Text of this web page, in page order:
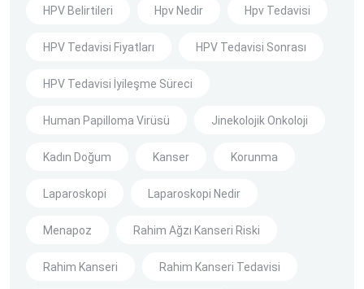
HPV Belirtileri Hpv Nedir Hpv Tedavisi
HPV Tedavisi Fiyatları HPV Tedavisi Sonrası
HPV Tedavisi İyileşme Süreci
Human Papilloma Virüsü Jinekolojik Onkoloji
Kadın Doğum Kanser Korunma
Laparoskopi Laparoskopi Nedir
Menapoz Rahim Ağzı Kanseri Riski
Rahim Kanseri Rahim Kanseri Tedavisi